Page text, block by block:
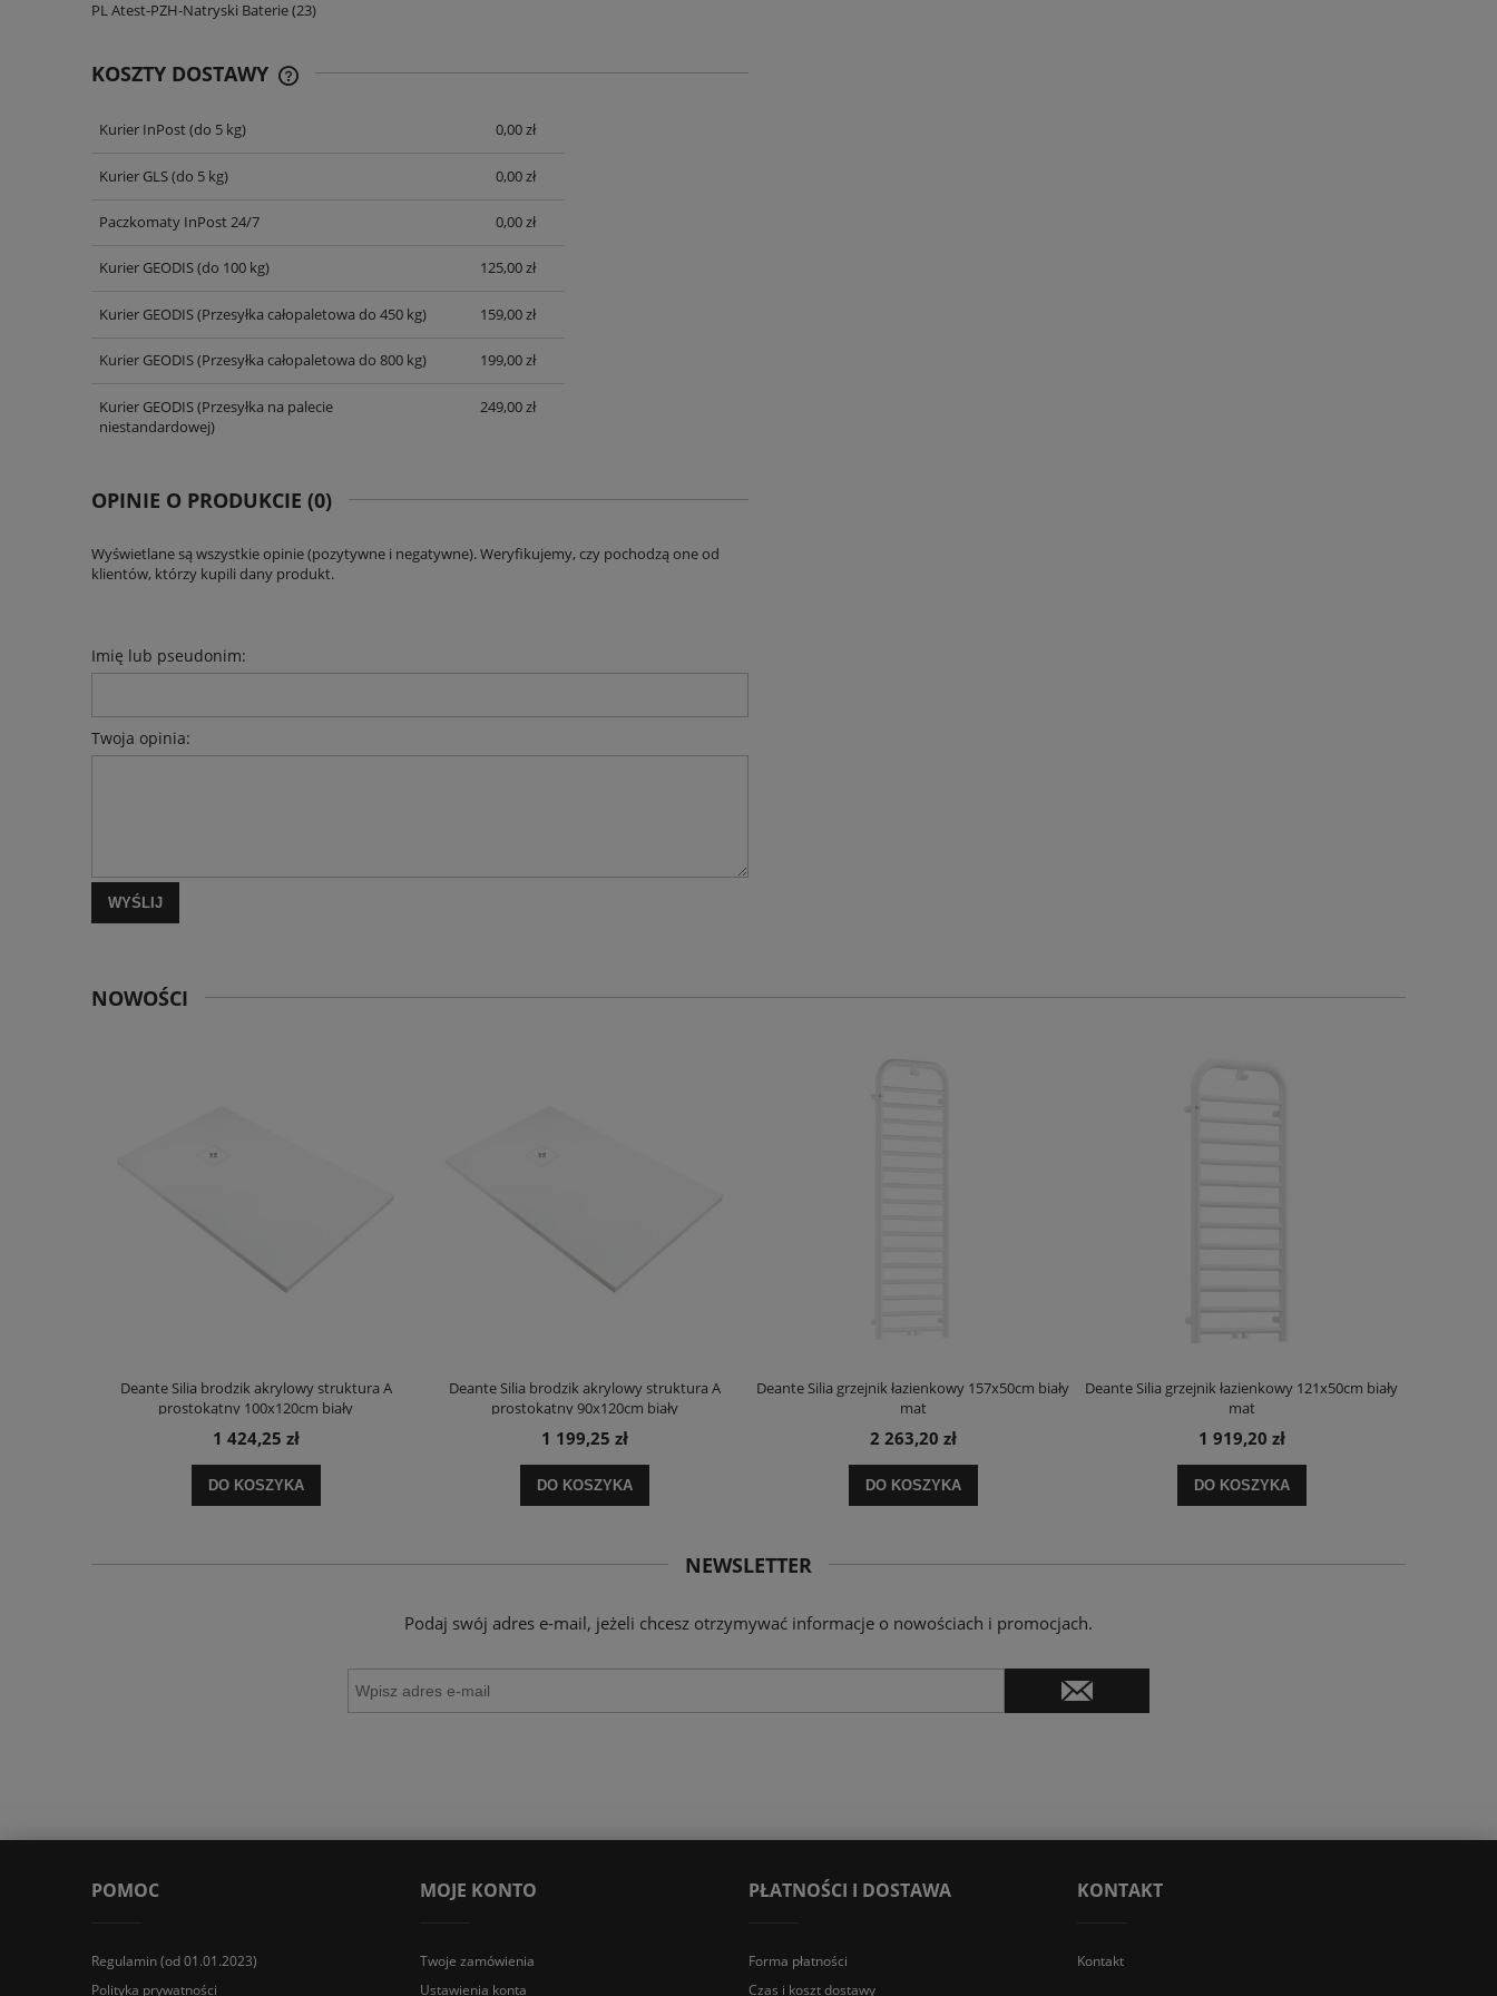
PL Atest-PZH-Natryski Baterie (23)
KOSZTY DOSTAWY
CENA NIE ZAWIERA EWENTUALNYCH
Kurier InPost(do 5 kg) 0,00 zł
Kurier GLS(do 5 kg) 0,00 zł
Paczkomaty InPost 24/7 0,00 zł
Kurier GEODIS(do 100 kg) 125,00 zł
Kurier GEODIS(Przesyłka całopaletowa do 450 kg) 159,00 zł
Kurier GEODIS(Przesyłka całopaletowa do 800 kg) 199,00 zł
Kurier GEODIS(Przesyłka na palecie
niestandardowej)
249,00 zł
OPINIE O PRODUKCIE (0)
Wyświetlane są wszystkie opinie (pozytywne i negatywne). Weryfikujemy, czy pochodzą one od
klientów, którzy kupili dany produkt.
Imię lub pseudonim:
Twoja opinia:
WYŚLIJ
NOWOŚCI
Deante Silia brodzik akrylowy struktura A
prostokątny 100x120cm biały
1 424,25 zł
DO KOSZYKA
Deante Silia brodzik akrylowy struktura A
prostokątny 90x120cm biały
1 199,25 zł
DO KOSZYKA
Deante Silia grzejnik łazienkowy 157x50cm biały
mat
2 263,20 zł
DO KOSZYKA
Deante Silia grzejnik łazienkowy 121x50cm biały
mat
1 919,20 zł
DO KOSZYKA
NEWSLETTER
Podaj swój adres e-mail, jeżeli chcesz otrzymywać informacje o nowościach i promocjach.
POMOC
Regulamin (od 01.01.2023)
Polityka prywatności
MOJE KONTO
Twoje zamówienia
Ustawienia konta
PŁATNOŚCI I DOSTAWA
Forma płatności
Czas i koszt dostawy
KONTAKT
Kontakt